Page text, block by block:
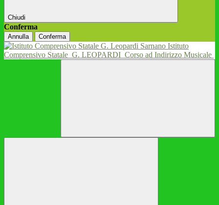
Chiudi
Conferma
Annulla Conferma
Istituto
Comprensivo Statale G. LEOPARDI Corso ad Indirizzo Musicale